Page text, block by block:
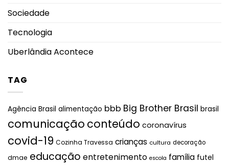
Sociedade
Tecnologia
Uberlândia Acontece
TAG
Agência Brasil alimentação bbb Big Brother Brasil brasil
comunicação conteúdo coronavírus
covid-19 Cozinha Travessa crianças cultura decoração
dmae educação entretenimento escola família futel